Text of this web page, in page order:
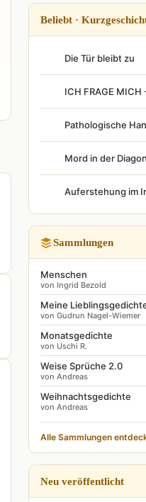
Beliebt ·
Die Tür bleibt zu
ICH FRAGE MICH
Pathologische
Mord in der
Auferstehung im
Sammlungen
Menschen
von Ingrid Bezold
Meine
von Gudrun Nagel-Wiemer
Monatsgedichte
von Uschi R.
Weise Sprüche 2.0
von Andreas
Weihnachtsgedichte
von Andreas
Alle Sammlungen
Neu veröffentlicht